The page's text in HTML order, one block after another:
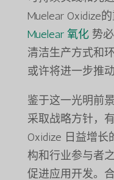
Muelear Oxidize
Muelear 氧化势必
清洁生产方式和
或许将进一步推
鉴于这一光明前
采取战略方针，
Oxidize 日益增
构和行业参与者
促进应用开发。